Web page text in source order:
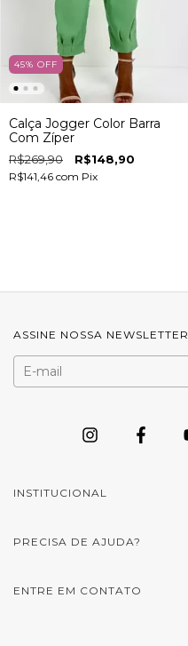
45% OFF
Calça Jogger Color Barra
Com Zíper
R$269,90 R$148,90
R$141,46 com Pix
ASSINE NOSSA NEWSLETTER
INSTITUCIONAL
PRECISA DE AJUDA?
ENTRE EM CONTATO